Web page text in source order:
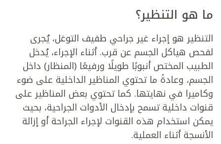
ما هو التنظير؟
التنظير هو إجراء غير جراحي طفيف التوغل، يُجرى
لفحص هياكل الجسم عن قرب. أثناء الإجراء، يُدخل
الطبيب المختص أنبوبًا طويلًا ورفيعًا (المنظار) داخل
الجسم، وعادةً ما تحتوي المناظير الداخلية على ضوء
وكاميرا في نهايتها. كما تحتوي بعض المناظير على
قنوات داخلية تسمح بإدخال الأدوات الجراحية، بحيث
يمكن استخدام هذه القنوات لإجراء الجراحة أو إزالة
الأنسجة أثناء العملية.